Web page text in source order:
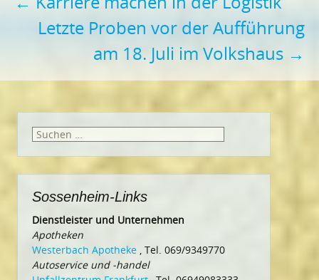
Letzte Proben vor der Aufführung
am 18. Juli im Volkshaus →
Suchen
Sossenheim-Links
Dienstleister und Unternehmen
Apotheken
Westerbach Apotheke , Tel. 069/9349770
Autoservice und -handel